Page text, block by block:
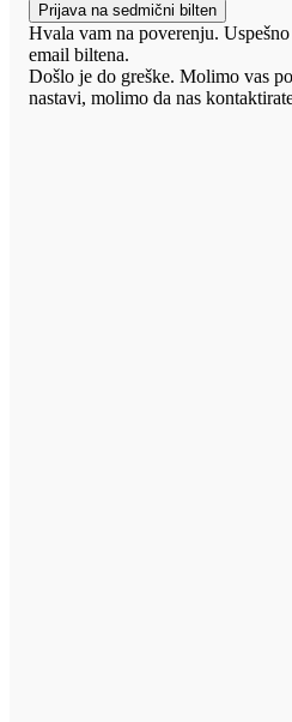
Prijava na sedmični bilten
Hvala vam na poverenju.
email biltena.
Došlo je do greške. Molimo vas
nastavi, molimo da nas